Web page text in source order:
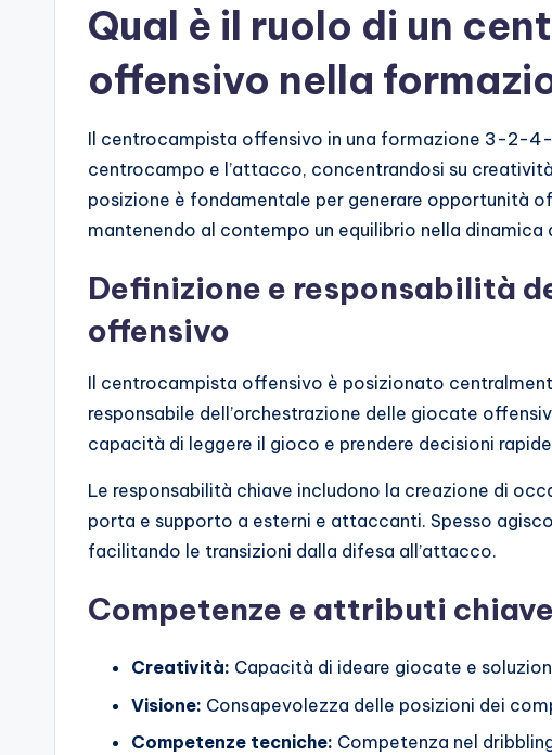
Qual è il ruolo di un
offensivo nella
Il centrocampista offensivo in una formazione 3-2-4-
centrocampo e l’attacco, concentrandosi su
posizione è fondamentale per generare opportunità
mantenendo al contempo un equilibrio nella dinamica
Definizione e responsabilità
offensivo
Il centrocampista offensivo è posizionato
responsabile dell’orchestrazione delle giocate
capacità di leggere il gioco e prendere decisioni
Le responsabilità chiave includono la creazione di
porta e supporto a esterni e attaccanti. Spesso
facilitando le transizioni dalla difesa all’attacco.
Competenze e attributi
Creatività: Capacità di ideare giocate e
Visione: Consapevolezza delle posizioni dei
Competenze tecniche: Competenza nel